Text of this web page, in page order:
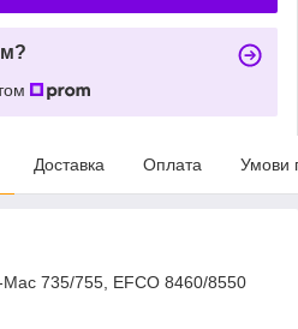
Доставка Оплата Умови
735/755, EFCO 8460/8550